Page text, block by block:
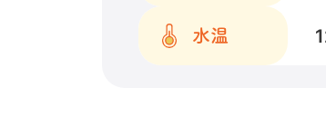
水温